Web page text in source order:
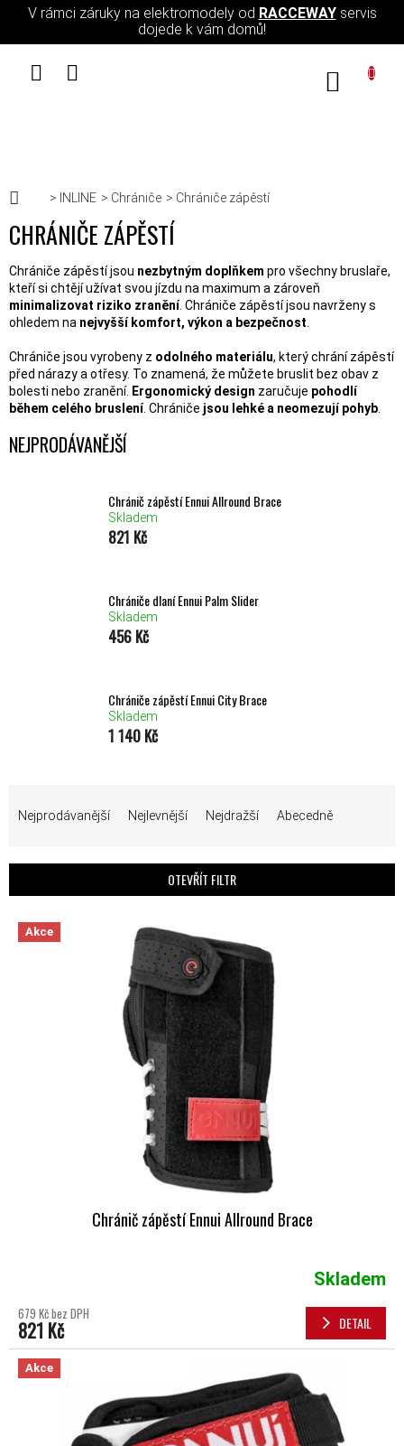
Přejít na obsah
V rámci záruky na elektromodely od RACCEWAYservis
dojede k vám domů!
DomůINLINE Chrániče Chrániče zápěstí
CHRÁNIČE ZÁPĚSTÍ
Chrániče zápěstí jsou nezbytným doplňkem pro všechny bruslaře,
kteří si chtějí užívat svou jízdu na maximum a zároveň
minimalizovat riziko zranění. Chrániče zápěstí jsou navrženy s
ohledem na nejvyšší komfort, výkon a bezpečnost.
Chrániče jsou vyrobeny z odolného materiálu, který chrání zápěstí
před nárazy a otřesy. To znamená, že můžete bruslit bez obav z
bolesti nebo zranění. Ergonomický design zaručuje pohodlí
během celého bruslení. Chrániče jsou lehké a neomezují pohyb.
NEJPRODÁVANĚJŠÍ
Chránič zápěstí Ennui Allround Brace
Skladem
821 Kč
Chrániče dlaní Ennui Palm Slider
Skladem
456 Kč
Chrániče zápěstí Ennui City Brace
Skladem
1 140 Kč
Nejprodávanější Nejlevnější Nejdražší Abecedně
OTEVŘÍT FILTR
VÝPIS PRODUKTŮ
Akce
Chránič zápěstí Ennui Allround Brace
Skladem
679 Kč bez DPH
821 Kč DETAIL
Akce